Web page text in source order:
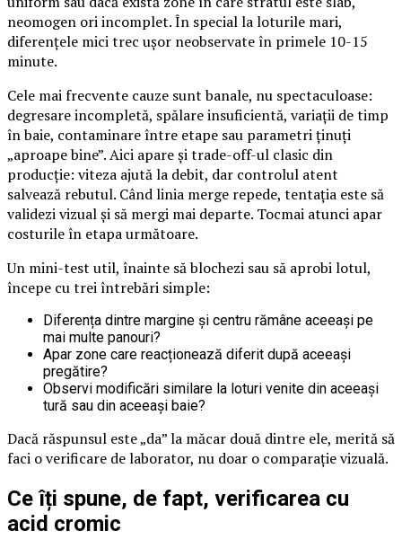
neomogen ori incomplet. În special la loturile mari,
diferențele mici trec ușor neobservate în primele 10-15
minute.
Cele mai frecvente cauze sunt banale, nu spectaculoase:
degresare incompletă, spălare insuficientă, variații de timp
în baie, contaminare între etape sau parametri ținuți
„aproape bine”. Aici apare și trade-off-ul clasic din
producție: viteza ajută la debit, dar controlul atent
salvează rebutul. Când linia merge repede, tentația este să
validezi vizual și să mergi mai departe. Tocmai atunci apar
costurile în etapa următoare.
Un mini-test util, înainte să blochezi sau să aprobi lotul,
începe cu trei întrebări simple:
Diferența dintre margine și centru rămâne aceeași pe
mai multe panouri?
Apar zone care reacționează diferit după aceeași
pregătire?
Observi modificări similare la loturi venite din aceeași
tură sau din aceeași baie?
Dacă răspunsul este „da” la măcar două dintre ele, merită să
faci o verificare de laborator, nu doar o comparație vizuală.
Ce îți spune, de fapt, verificarea cu
acid cromic